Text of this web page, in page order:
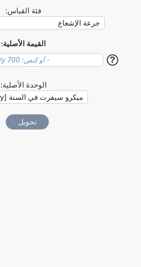
فئة القياس:
القيمة الأصلية:
?
الوحدة الأصلية: